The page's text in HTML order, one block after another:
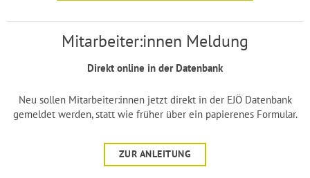
Mitarbeiter:innen Meldung
Direkt online in der Datenbank
Neu sollen Mitarbeiter:innen jetzt direkt in der EJÖ Datenbank
gemeldet werden, statt wie früher über ein papierenes Formular.
ZUR ANLEITUNG